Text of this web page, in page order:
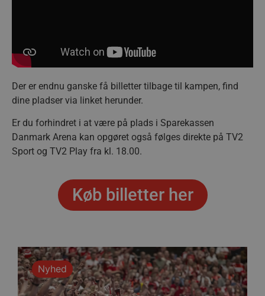
Der er endnu ganske få billetter tilbage til kampen, find
dine pladser via linket herunder.
Er du forhindret i at være på plads i Sparekassen
Danmark Arena kan opgøret også følges direkte på TV2
Sport og TV2 Play fra kl. 18.00.
Køb billetter her
Nyhed